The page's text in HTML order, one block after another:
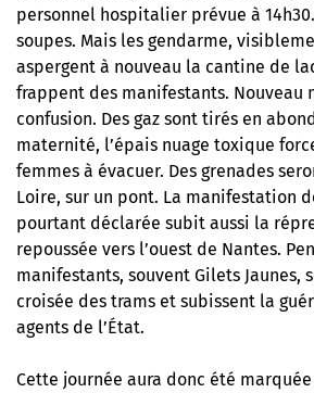
personnel hospitalier prévue à
soupes. Mais les gendarme,
aspergent à nouveau la cantine de
frappent des manifestants. Nouveau
confusion. Des gaz sont tirés en
maternité, l’épais nuage toxique
femmes à évacuer. Des grenades
Loire, sur un pont. La manifestation
pourtant déclarée subit aussi la
repoussée vers l’ouest de Nantes.
manifestants, souvent Gilets Jaunes,
croisée des trams et subissent la
agents de l’État.
Cette journée aura donc été